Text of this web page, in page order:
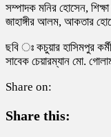
সম্পাদক মনির হোসেন,
জাহাঙ্গীর আলম, আকতার
ছবি ঃ কচুয়ার হাসিমপুর
সাবেক চেয়ারম্যান মো.
Share on:
Share this: